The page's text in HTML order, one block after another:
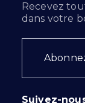
Recevez
dans votre
Suivez-